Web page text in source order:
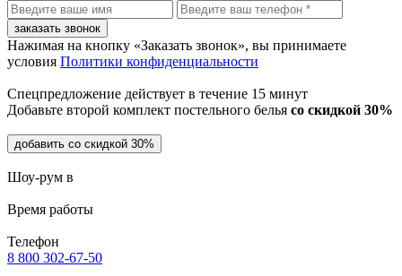
заказать звонок
Нажимая на кнопку «Заказать звонок», вы принимаете
условия Политики конфиденциальности
Спецпредложение действует в течение 15 минут
Добавьте второй комплект постельного белья со скидкой 30%
добавить со скидкой 30%
Шоу-рум в
Время работы
Телефон
8 800 302-67-50